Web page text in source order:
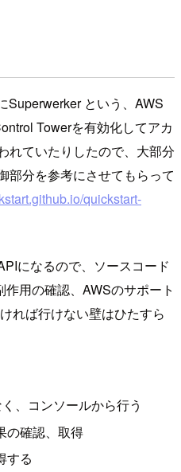
Superwerker という、AWS
Towerを有効化してアカ
れていたりしたので、大部分
部分を参考にさせてもらって
quickstart-
になるので、ソースコード
用の確認、AWSのサポート
れば行けない壁はひたすら
、コンソールから行う
の確認、取得
する